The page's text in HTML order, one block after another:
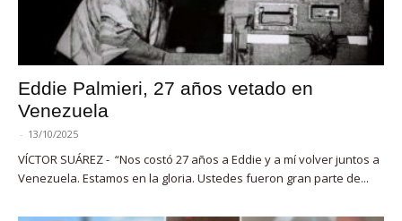
Eddie Palmieri, 27 años vetado en
Venezuela
- 13/10/2025
VÍCTOR SUÁREZ - “Nos costó 27 años a Eddie y a mí volver juntos a
Venezuela. Estamos en la gloria. Ustedes fueron gran parte de...